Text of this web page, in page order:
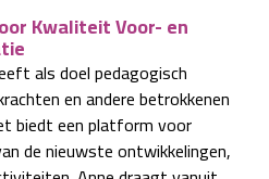
Kwaliteit Voor- en
als doel pedagogisch
en andere betrokkenen
biedt een platform voor
de nieuwste ontwikkelingen,